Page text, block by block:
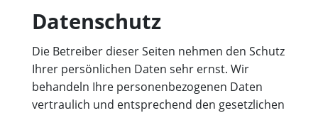
Datenschutz
Die Betreiber dieser Seiten nehmen den Schutz
Ihrer persönlichen Daten sehr ernst. Wir
behandeln Ihre personenbezogenen Daten
vertraulich und entsprechend den gesetzlichen